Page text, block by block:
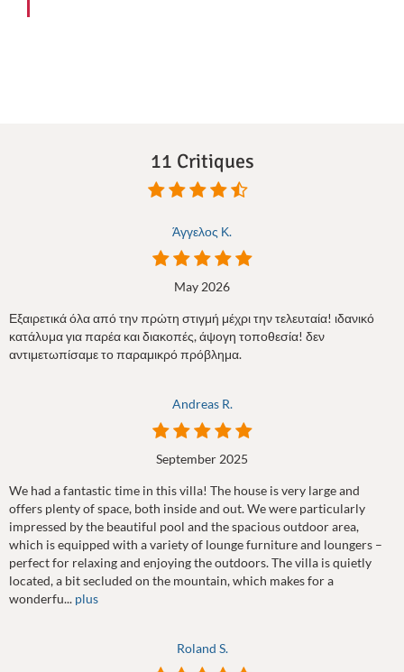
11 Critiques
Άγγελος Κ.
May 2026
Εξαιρετικά όλα από την πρώτη στιγμή μέχρι την τελευταία! ιδανικό
κατάλυμα για παρέα και διακοπές, άψογη τοποθεσία! δεν
αντιμετωπίσαμε το παραμικρό πρόβλημα.
Andreas R.
September 2025
We had a fantastic time in this villa! The house is very large and
offers plenty of space, both inside and out. We were particularly
impressed by the beautiful pool and the spacious outdoor area,
which is equipped with a variety of lounge furniture and loungers –
perfect for relaxing and enjoying the outdoors. The villa is quietly
located, a bit secluded on the mountain, which makes for a
wonderfu... plus
Roland S.